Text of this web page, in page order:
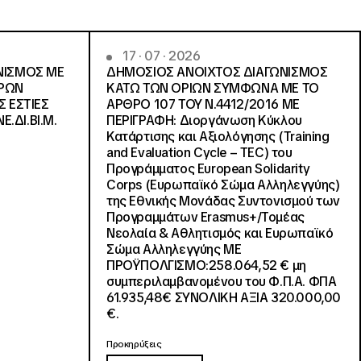
ΜΕ
ΕΣΤΙΕΣ
17 · 07 · 2026
ΔΗΜΟΣΙΟΣ ΑΝΟΙΧΤΟΣ ΔΙΑΓΩΝΙΣΜΟΣ
ΚΑΤΩ ΤΩΝ ΟΡΙΩΝ ΣΥΜΦΩΝΑ ΜΕ ΤΟ
ΑΡΘΡΟ 107 ΤΟΥ Ν.4412/2016 ΜΕ
ΠΕΡΙΓΡΑΦΗ: Διοργάνωση Κύκλου
Κατάρτισης και Αξιολόγησης (Training
and Evaluation Cycle – TEC) του
Προγράμματος European Solidarity
Corps (Ευρωπαϊκό Σώμα Αλληλεγγύης)
της Εθνικής Μονάδας Συντονισμού των
Προγραμμάτων Erasmus+/Τομέας
Νεολαία & Αθλητισμός και Ευρωπαϊκό
Σώμα Αλληλεγγύης ΜΕ
ΠΡΟΫΠΟΛΓΙΣΜΟ:258.064,52 € μη
συμπεριλαμβανομένου του Φ.Π.Α. ΦΠΑ
61.935,48€ ΣΥΝΟΛΙΚΗ ΑΞΙΑ 320.000,00
€.
Προκηρύξεις